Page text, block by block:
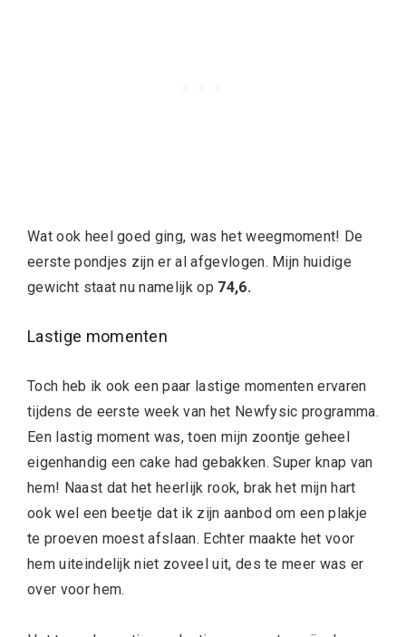
Wat ook heel goed ging, was het weegmoment! De
eerste pondjes zijn er al afgevlogen. Mijn huidige
gewicht staat nu namelijk op 74,6.
Lastige momenten
Toch heb ik ook een paar lastige momenten ervaren
tijdens de eerste week van het Newfysic programma.
Een lastig moment was, toen mijn zoontje geheel
eigenhandig een cake had gebakken. Super knap van
hem! Naast dat het heerlijk rook, brak het mijn hart
ook wel een beetje dat ik zijn aanbod om een plakje
te proeven moest afslaan. Echter maakte het voor
hem uiteindelijk niet zoveel uit, des te meer was er
over voor hem.